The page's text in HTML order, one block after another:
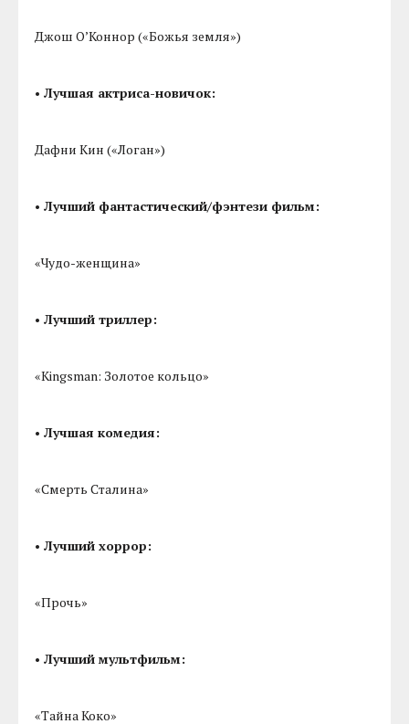
Джош О’Коннор («Божья земля»)
• Лучшая актриса-новичок:
Дафни Кин («Логан»)
• Лучший фантастический/фэнтези фильм:
«Чудо-женщина»
• Лучший триллер:
«Kingsman: Золотое кольцо»
• Лучшая комедия:
«Смерть Сталина»
• Лучший хоррор:
«Прочь»
• Лучший мультфильм:
«Тайна Коко»